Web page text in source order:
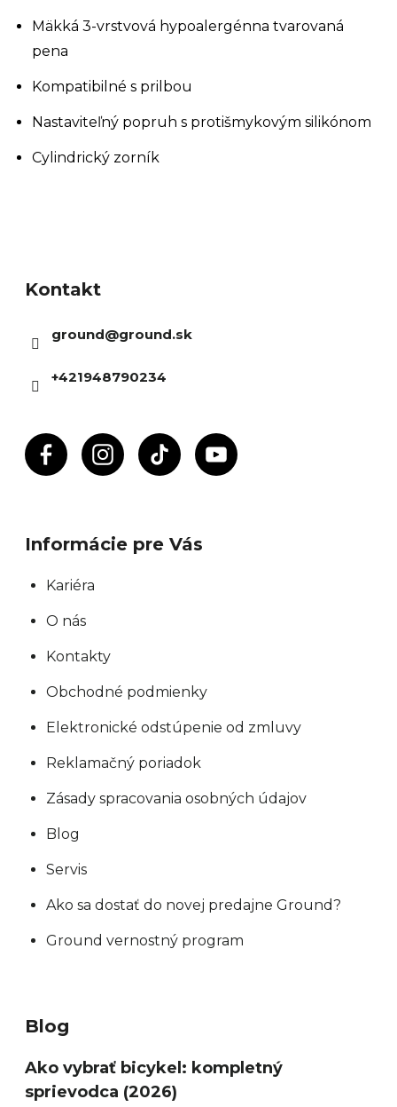
Mäkká 3-vrstvová hypoalergénna tvarovaná
pena
Kompatibilné s prilbou
Nastaviteľný popruh s protišmykovým silikónom
Cylindrický zorník
Kontakt
ground@ground.sk
+421948790234
Informácie pre Vás
Kariéra
O nás
Kontakty
Obchodné podmienky
Elektronické odstúpenie od zmluvy
Reklamačný poriadok
Zásady spracovania osobných údajov
Blog
Servis
Ako sa dostať do novej predajne Ground?
Ground vernostný program
Blog
Ako vybrať bicykel: kompletný
sprievodca (2026)